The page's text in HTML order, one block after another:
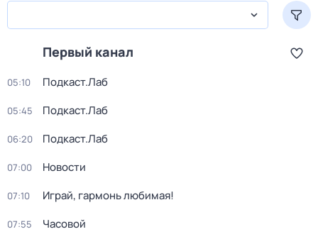
Первый канал
05:10 Подкаст.Лаб
05:45 Подкаст.Лаб
06:20 Подкаст.Лаб
07:00 Новости
07:10 Играй, гармонь любимая!
07:55 Часовой